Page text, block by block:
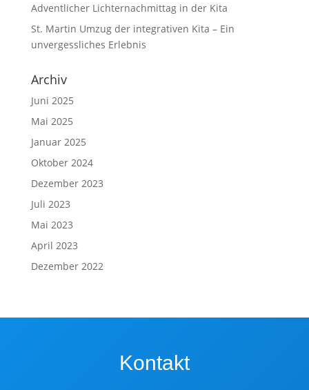
Adventlicher Lichternachmittag in der Kita
St. Martin Umzug der integrativen Kita – Ein
unvergessliches Erlebnis
Archiv
Juni 2025
Mai 2025
Januar 2025
Oktober 2024
Dezember 2023
Juli 2023
Mai 2023
April 2023
Dezember 2022
Kontakt